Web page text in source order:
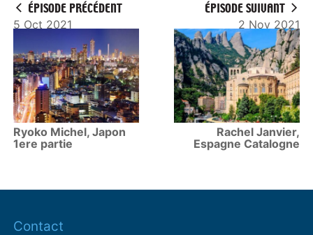
ÉPISODE PRÉCÉDENT
5 Oct 2021
Ryoko Michel, Japon
1ere partie
ÉPISODE SUIVANT
2 Nov 2021
Rachel Janvier,
Espagne Catalogne
Contact